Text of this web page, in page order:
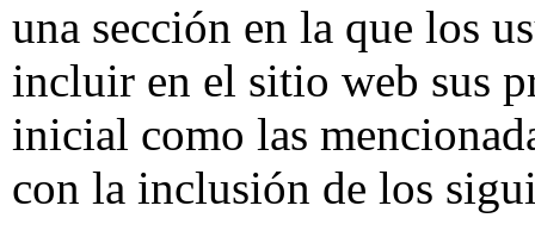
una sección en la que los
incluir en el sitio web sus
inicial como las
con la inclusión de los